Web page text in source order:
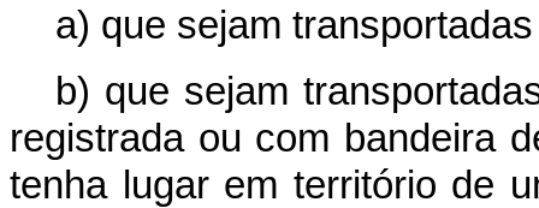
a) que sejam
b) que sejam
registrada ou com bandeira
tenha lugar em território de